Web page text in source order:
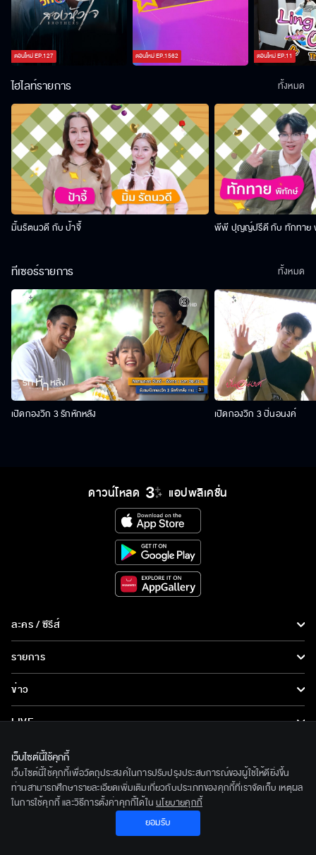
ตอนใหม่EP.127 ตอนใหม่EP.1562 ตอนใหม่EP.11
ไฮไลท์รายการ
มิ้นรัตนวดี กับ ป้าจี้ พีพี ปุญญ์ปรีดี กับ ทักทาย
ทั้งหมด
ทีเซอร์รายการ
เปิดกองวิก 3 รักหักหลัง เปิดกองวิก 3 ปิ่นอนงค์
ทั้งหมด
ดาวน์โหลด แอปพลิเคชั่น
ละคร / ซีรีส์
ละคร/ซีรีส์
ซีรีส์นานาชาติ
การ์ตูน & เกม
รายการ
รายการทั้งหมด
ข่าว
ข่าวทั้งหมด
ข่าวประชาสัมพันธ์
LIVE
เกี่ยวกับเรา
BEC World
รู้จักเรา
ติดตามเราได้ที่
© 2020 Bangkok Entertainment Co.,Ltd. All Rights Reserved.
Powered by BECi Corporation Ltd.
เว็บไซต์นี้ใช้คุกกี้
เว็บไซต์นี้ใช้คุกกี้เพื่อวัตถุประสงค์ในการปรับปรุงประสบการณ์ของผู้ใช้ให้ดียิ่งขึ้น
ท่านสามารถศึกษารายละเอียดเพิ่มเติมเกี่ยวกับประเภทของคุกกี้ที่เราจัดเก็บ เหตุผล
ในการใช้คุกกี้ และวิธีการตั้งค่าคุกกี้ได้ใน นโยบายคุกกี้
ยอมรับ